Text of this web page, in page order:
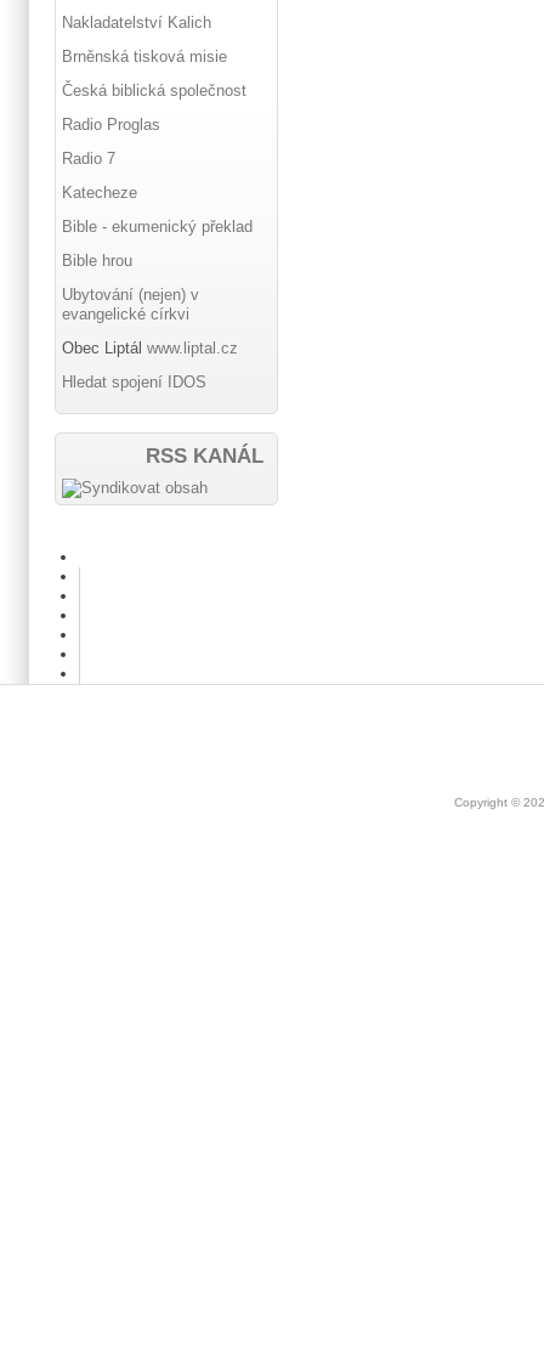
Nakladatelství Kalich
Brněnská tisková misie
Česká biblická společnost
Radio Proglas
Radio 7
Katecheze
Bible - ekumenický překlad
Bible hrou
Ubytování (nejen) v
evangelické církvi
Obec Liptál www.liptal.cz
Hledat spojení IDOS
RSS KANÁL
Copyright ©